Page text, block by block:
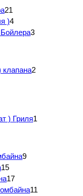
21
)4
3
клапана2
) Гриля1
9
15
17
11